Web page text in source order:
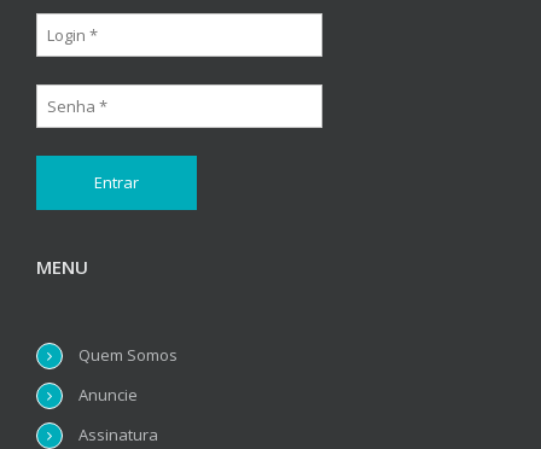
MENU
Quem Somos
Anuncie
Assinatura